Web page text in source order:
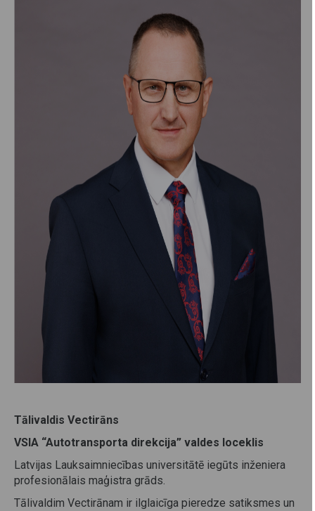
Tālivaldis Vectirāns
VSIA “Autotransporta direkcija” valdes loceklis
Latvijas Lauksaimniecības universitātē iegūts inženiera
profesionālais maģistra grāds.
Tālivaldim Vectirānam ir ilglaicīga pieredze satiksmes un